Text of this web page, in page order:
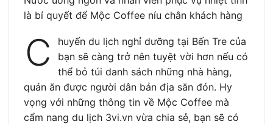
là bí quyết để Mộc Coffee níu chân khách hàng
C
huyến du lịch nghỉ dưỡng tại Bến Tre của
bạn sẽ càng trở nên tuyệt vời hơn nếu có
thể bỏ túi danh sách những nhà hàng,
quán ăn được người dân bản địa săn đón. Hy
vọng với những thông tin về Mộc Coffee mà
cẩm nang du lịch 3vi.vn vừa chia sẻ, bạn sẽ có